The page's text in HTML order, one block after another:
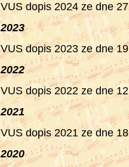
VUS dopis 2024 ze dne
2023
VUS dopis 2023 ze dne
2022
VUS dopis 2022 ze dne
2021
VUS dopis 2021 ze dne
2020